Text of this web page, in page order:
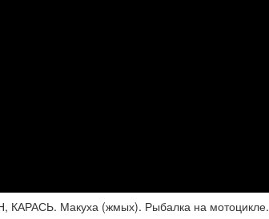
Макуха (жмых). Рыбалка на мотоцикле.